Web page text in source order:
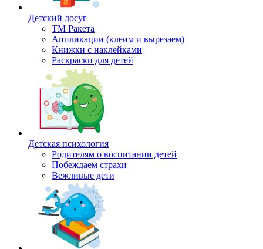
Детский досуг
ТМ Ракета
Аппликации (клеим и вырезаем)
Книжки с наклейками
Раскраски для детей
Детская психология
Родителям о воспитании детей
Побеждаем страхи
Вежливые дети